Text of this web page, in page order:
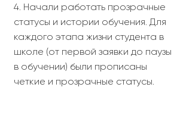
4. Начали работать прозрачные
статусы и истории обучения. Для
каждого этапа жизни студента в
школе (от первой заявки до паузы
в обучении) были прописаны
четкие и прозрачные статусы.